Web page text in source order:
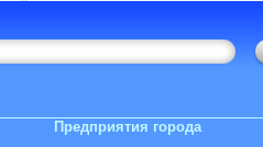
Предприятия города